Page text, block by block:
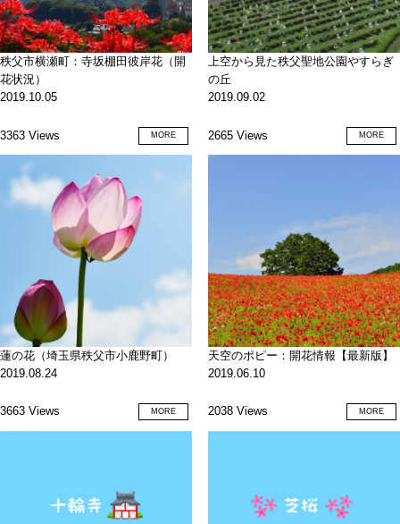
秩父市横瀬町：寺坂棚田彼岸花（開
花状況）
2019.10.05
3363 Views MORE
上空から見た秩父聖地公園やすらぎ
の丘
2019.09.02
2665 Views MORE
蓮の花（埼玉県秩父市小鹿野町）
2019.08.24
3663 Views MORE
天空のポピー：開花情報【最新版】
2019.06.10
2038 Views MORE